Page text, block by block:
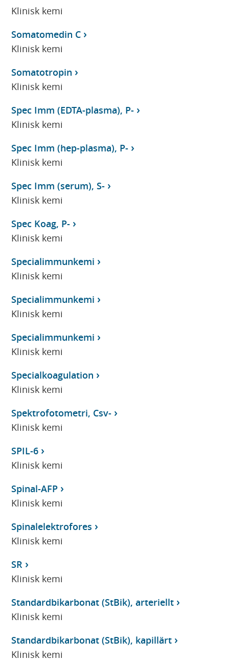
Klinisk kemi
Somatomedin C
Klinisk kemi
Somatotropin
Klinisk kemi
Spec Imm (EDTA-plasma), P-
Klinisk kemi
Spec Imm (hep-plasma), P-
Klinisk kemi
Spec Imm (serum), S-
Klinisk kemi
Spec Koag, P-
Klinisk kemi
Specialimmunkemi
Klinisk kemi
Specialimmunkemi
Klinisk kemi
Specialimmunkemi
Klinisk kemi
Specialkoagulation
Klinisk kemi
Spektrofotometri, Csv-
Klinisk kemi
SPIL-6
Klinisk kemi
Spinal-AFP
Klinisk kemi
Spinalelektrofores
Klinisk kemi
SR
Klinisk kemi
Standardbikarbonat (StBik), arteriellt
Klinisk kemi
Standardbikarbonat (StBik), kapillärt
Klinisk kemi